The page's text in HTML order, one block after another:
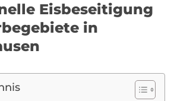
Eisbeseitigung
in